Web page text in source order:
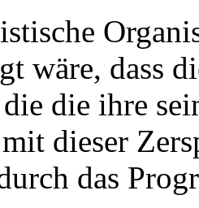
wäre, dass
die ihre
dieser
das